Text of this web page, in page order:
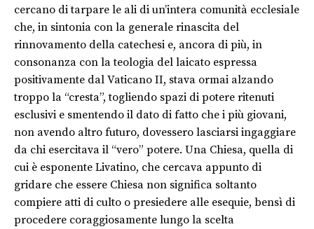
cercano di tarpare le ali di un’intera comunità ecclesiale
che, in sintonia con la generale rinascita del
rinnovamento della catechesi e, ancora di più, in
consonanza con la teologia del laicato espressa
positivamente dal Vaticano II, stava ormai alzando
troppo la “cresta”, togliendo spazi di potere ritenuti
esclusivi e smentendo il dato di fatto che i più giovani,
non avendo altro futuro, dovessero lasciarsi ingaggiare
da chi esercitava il “vero” potere. Una Chiesa, quella di
cui è esponente Livatino, che cercava appunto di
gridare che essere Chiesa non significa soltanto
compiere atti di culto o presiedere alle esequie, bensì di
procedere coraggiosamente lungo la scelta